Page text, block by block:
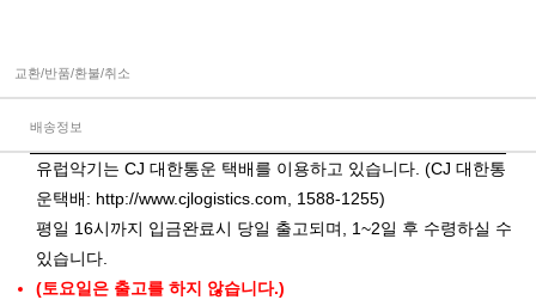
교환/반품/환불/취소
배송정보
유럽악기는 CJ 대한통운 택배를 이용하고 있습니다. (CJ 대한통
운택배: http://www.cjlogistics.com, 1588-1255)
평일 16시까지 입금완료시 당일 출고되며, 1~2일 후 수령하실 수
있습니다.
(토요일은 출고를 하지 않습니다.)